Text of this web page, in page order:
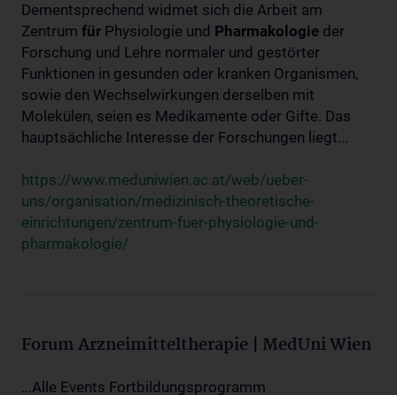
Dementsprechend widmet sich die Arbeit am
Zentrum für Physiologie und Pharmakologie der
Forschung und Lehre normaler und gestörter
Funktionen in gesunden oder kranken Organismen,
sowie den Wechselwirkungen derselben mit
Molekülen, seien es Medikamente oder Gifte. Das
hauptsächliche Interesse der Forschungen liegt...
https://www.meduniwien.ac.at/web/ueber-
uns/organisation/medizinisch-theoretische-
einrichtungen/zentrum-fuer-physiologie-und-
pharmakologie/
Forum Arzneimitteltherapie | MedUni Wien
...Alle Events Fortbildungsprogramm